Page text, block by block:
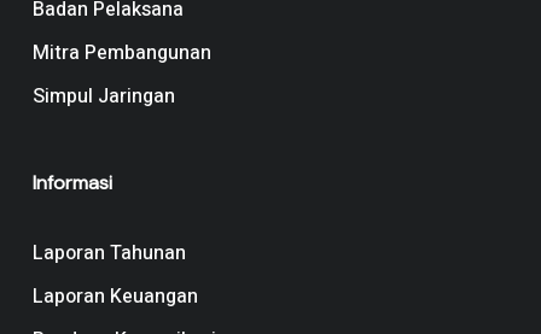
Badan Pelaksana
Mitra Pembangunan
Simpul Jaringan
Informasi
Laporan Tahunan
Laporan Keuangan